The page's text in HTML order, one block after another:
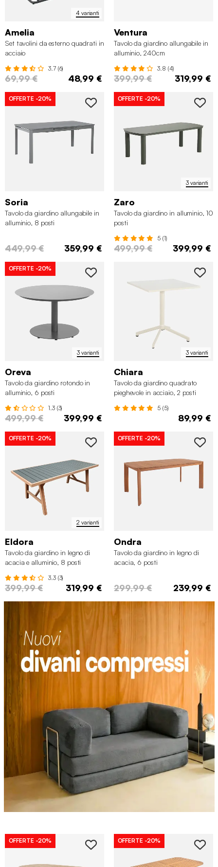
4 varianti
Amelia
Set tavolini da esterno quadrati in
acciaio
3.7 (6)
69,99 € 48,99 €
Ventura
Tavolo da giardino allungabile in
alluminio, 240cm
3.8 (4)
399,99 € 319,99 €
OFFERTE -20%
Soria
Tavolo da giardino allungabile in
alluminio, 8 posti
449,99 € 359,99 €
3 varianti
OFFERTE -20%
Zaro
Tavolo da giardino in alluminio, 10
posti
5 (1)
499,99 € 399,99 €
3 varianti
OFFERTE -20%
Oreva
Tavolo da giardino rotondo in
alluminio, 6 posti
1.3 (3)
499,99 € 399,99 €
3 varianti
Chiara
Tavolo da giardino quadrato
pieghevole in acciaio, 2 posti
5 (5)
89,99 €
2 varianti
OFFERTE -20%
Eldora
Tavolo da giardino in legno di
acacia e alluminio, 8 posti
3.3 (3)
399,99 € 319,99 €
OFFERTE -20%
Ondra
Tavolo da giardino in legno di
acacia, 6 posti
299,99 € 239,99 €
OFFERTE -20% OFFERTE -20%